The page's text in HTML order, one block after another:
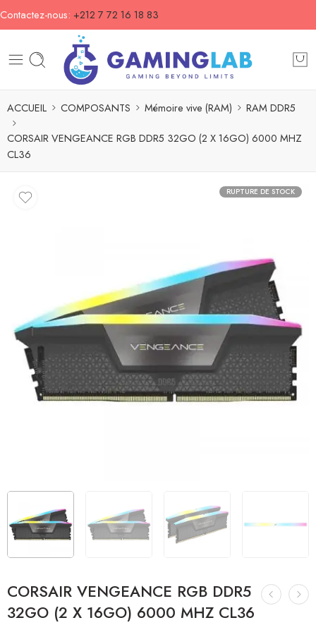
Contactez-nous: +212 7 72 16 18 83
ACCUEIL COMPOSANTS Mémoire vive (RAM) RAM DDR5
CORSAIR VENGEANCE RGB DDR5 32GO (2 X 16GO) 6000 MHZ
CL36
RUPTURE DE STOCK
CORSAIR VENGEANCE RGB DDR5
32GO (2 X 16GO) 6000 MHZ CL36